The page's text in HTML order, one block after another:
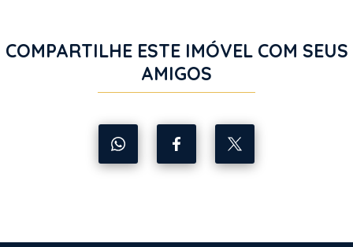
COMPARTILHE ESTE IMÓVEL COM SEUS
AMIGOS